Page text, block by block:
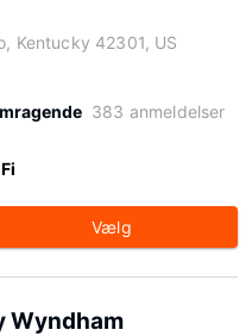
Kentucky 42301, US
383 anmeldelser
Vælg
Wyndham